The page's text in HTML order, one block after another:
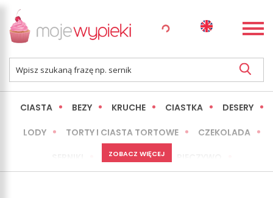
CIASTA BEZY KRUCHE CIASTKA DESERY
LODY TORTY I CIASTA TORTOWE CZEKOLADA
MINI WYPIEKI
ZOBACZ WIĘCEJ